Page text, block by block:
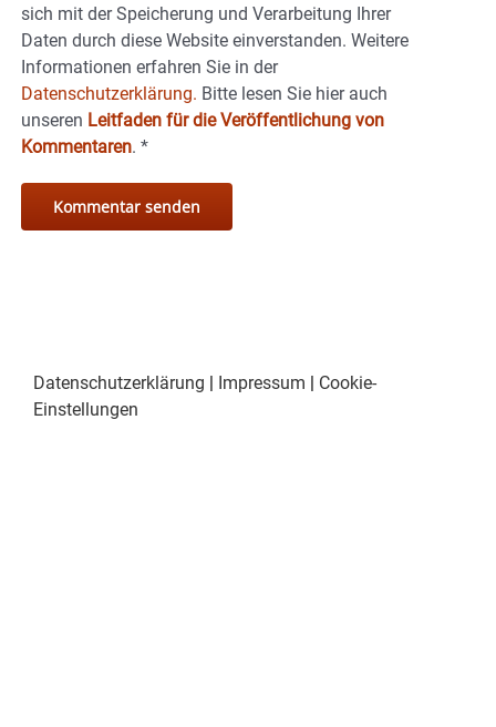
sich mit der Speicherung und Verarbeitung Ihrer
Daten durch diese Website einverstanden. Weitere
Informationen erfahren Sie in der
Datenschutzerklärung. Bitte lesen Sie hier auch
unseren Leitfaden für die Veröffentlichung von
Kommentaren. *
Datenschutzerklärung Impressum
Cookie-
Einstellungen